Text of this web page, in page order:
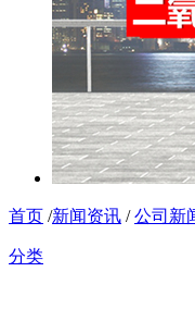
首页 /新闻资讯 /公司新
分类